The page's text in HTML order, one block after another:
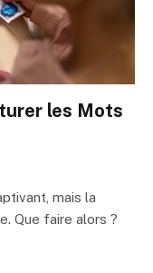
les Mots
mais la
Que faire alors ?